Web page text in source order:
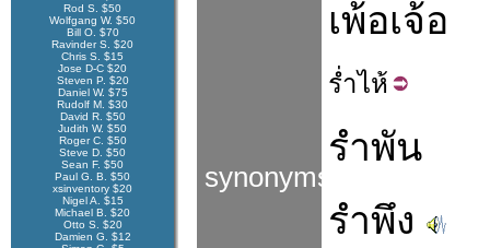
Rod S. $50
Wolfgang W. $50
Bill O. $70
Ravinder S. $20
Chris S. $15
Jose D-C $20
Steven P. $20
Daniel W. $75
Rudolf M. $30
David R. $50
Judith W. $50
Roger C. $50
Steve D. $50
Sean F. $50
Paul G. B. $50
xsinventory $20
Nigel A. $15
Michael B. $20
Otto S. $20
Damien G. $12
synonyms
เพ้อเจ้อ
ร่ำไห้
รำพัน
รำพึง